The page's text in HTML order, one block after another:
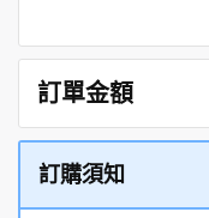
訂單金額
訂購須知